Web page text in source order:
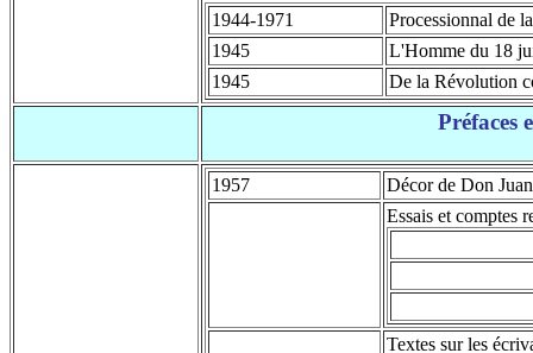
1944-1971
Processionnal de
1945
L'Homme du 18
1945
De la Révolution
Préfaces
1957
Décor de Don Juan
Essais et comptes
Textes sur les